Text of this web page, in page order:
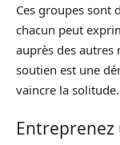
Ces groupes sont
chacun peut
auprès des autres
soutien est une
vaincre la solitude.